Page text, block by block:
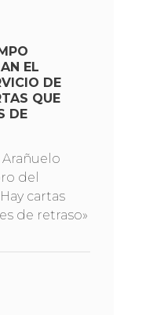
EL
DE
QUE
DE
del
cartas
de retraso»